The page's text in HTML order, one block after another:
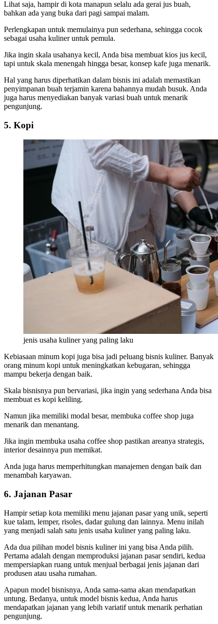
Lihat saja, hampir di kota manapun selalu ada gerai jus buah,
bahkan ada yang buka dari pagi sampai malam.
Perlengkapan untuk memulainya pun sederhana, sehingga cocok
sebagai usaha kuliner untuk pemula.
Jika ingin skala usahanya kecil, Anda bisa membuat kios jus kecil,
tapi untuk skala menengah hingga besar, konsep kafe juga menarik.
Hal yang harus diperhatikan dalam bisnis ini adalah memastikan
penyimpanan buah terjamin karena bahannya mudah busuk. Anda
juga harus menyediakan banyak variasi buah untuk menarik
pengunjung.
5. Kopi
jenis usaha kuliner yang paling laku
Kebiasaan minum kopi juga bisa jadi peluang bisnis kuliner. Banyak
orang minum kopi untuk meningkatkan kebugaran, sehingga
mampu bekerja dengan baik.
Skala bisnisnya pun bervariasi, jika ingin yang sederhana Anda bisa
membuat es kopi keliling.
Namun jika memiliki modal besar, membuka coffee shop juga
menarik dan menantang.
Jika ingin membuka usaha coffee shop pastikan areanya strategis,
interior desainnya pun memikat.
Anda juga harus memperhitungkan manajemen dengan baik dan
menambah karyawan.
6. Jajanan Pasar
Hampir setiap kota memiliki menu jajanan pasar yang unik, seperti
kue talam, lemper, risoles, dadar gulung dan lainnya. Menu inilah
yang menjadi salah satu jenis usaha kuliner yang paling laku.
Ada dua pilihan model bisnis kuliner ini yang bisa Anda pilih.
Pertama adalah dengan memproduksi jajanan pasar sendiri, kedua
mempersiapkan ruang untuk menjual berbagai jenis jajanan dari
produsen atau usaha rumahan.
Apapun model bisnisnya, Anda sama-sama akan mendapatkan
untung. Bedanya, untuk model bisnis kedua, Anda harus
mendapatkan jajanan yang lebih variatif untuk menarik perhatian
pengunjung.